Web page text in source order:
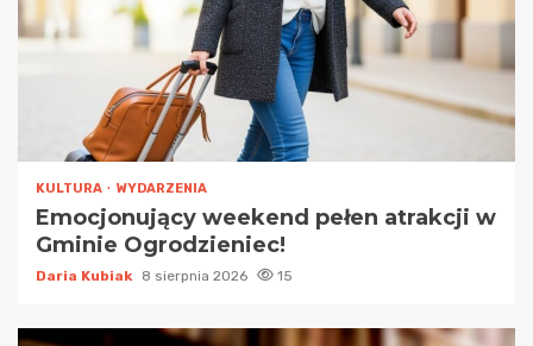
KULTURA WYDARZENIA
Emocjonujący weekend pełen atrakcji w
Gminie Ogrodzieniec!
Daria Kubiak 8 sierpnia 2026 15